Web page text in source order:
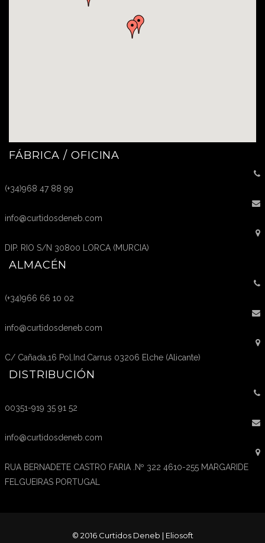
FÁBRICA / OFICINA
(+34)968 47 88 99
info@curtidosdeneb.com
DIP. RIO S/N 30800 LORCA (MURCIA)
ALMACÉN
(+34)966 66 10 02
info@curtidosdeneb.com
C/ Cañada,16 Pol.Ind.Carrus 03206 Elche (Alicante)
DISTRIBUCIÓN
00351-919 35 91 52
info@curtidosdeneb.com
RUA BERNADETE CASTRO FARIA .Nº 322 4610-255 MARGARIDE
FELGUEIRAS PORTUGAL
© 2016 Curtidos Deneb | Eliosoft